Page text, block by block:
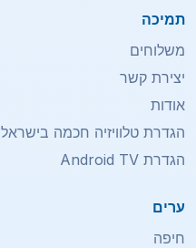
תמיכה
משלוחים
יצירת קשר
אודות
הגדרת טלוויזיה חכמה בישראל
הגדרת Android TV
ערים
חיפה